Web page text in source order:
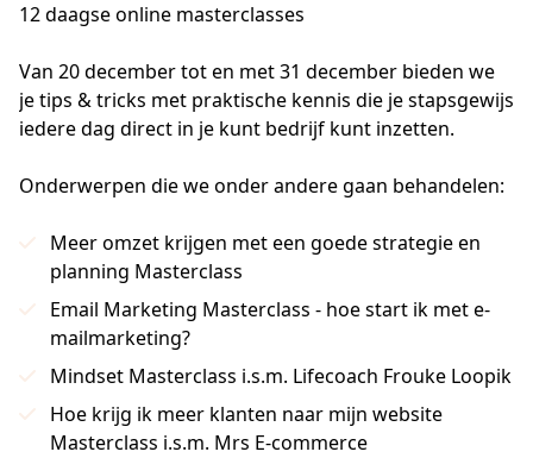
12 daagse online masterclasses
Van 20 december tot en met 31 december bieden we
je tips & tricks met praktische kennis die je stapsgewijs
iedere dag direct in je kunt bedrijf kunt inzetten.
Onderwerpen die we onder andere gaan behandelen:
Meer omzet krijgen met een goede strategie en
planning Masterclass
Email Marketing Masterclass - hoe start ik met e-
mailmarketing?
Mindset Masterclass i.s.m. Lifecoach Frouke Loopik
Hoe krijg ik meer klanten naar mijn website
Masterclass i.s.m. Mrs E-commerce